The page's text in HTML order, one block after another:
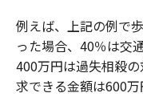
例えば、上記の例で
った場合、40％は交
400万円は過失相殺
求できる金額は600万